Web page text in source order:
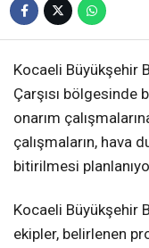
Kocaeli Büyükşehir
Çarşısı bölgesinde
onarım
çalışmaların, hava
bitirilmesi
Kocaeli Büyükşehir
ekipler, belirlenen